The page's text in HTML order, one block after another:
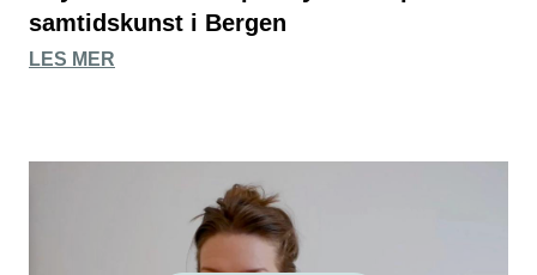
samtidskunst i Bergen
LES MER